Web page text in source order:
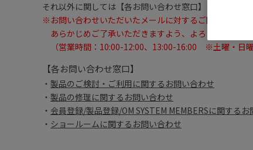
それ以外に関しては【各お問い合わせ窓口】よりお問い
※ お問い合わせいただいたメールに対するご回答は、
あらかじめご了承いただきますよう、よろしくお願いい
（営業時間：10:00-12:00、13:00-16:00 ※土曜・日
【各お問い合わせ窓口】
製品のご検討・ご利用に関するお問い合わせ
製品の修理に関するお問い合わせ
会員登録/製品登録/OM SYSTEM MEMBERSに関するお
ショールームに関するお問い合わせ